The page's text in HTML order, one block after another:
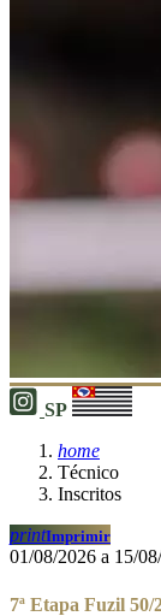
SP
home
Técnico
Inscritos
printImprimir
01/08/2026 a 15/
7ª Etapa Fuzil